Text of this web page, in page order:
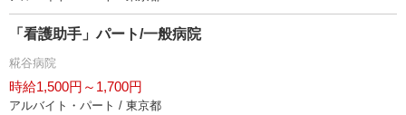
「看護助手」パート/一般病院
糀谷病院
時給1,500円～1,700円
アルバイト・パート / 東京都